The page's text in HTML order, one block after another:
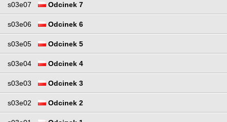
s03e07 Odcinek 7
s03e06 Odcinek 6
s03e05 Odcinek 5
s03e04 Odcinek 4
s03e03 Odcinek 3
s03e02 Odcinek 2